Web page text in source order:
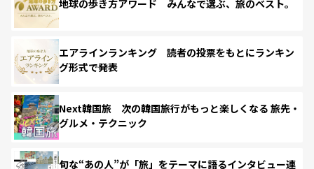
地球の歩き方アワード みんなで選ぶ、旅のベスト。
エアラインランキング 読者の投票をもとにランキン
グ形式で発表
Next韓国旅 次の韓国旅行がもっと楽しくなる 旅先・
グルメ・テクニック
旬な“あの人”が「旅」をテーマに語るインタビュー連